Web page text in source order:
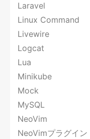
Laravel
Linux Command
Livewire
Logcat
Lua
Minikube
Mock
MySQL
NeoVim
NeoVimプラグイン